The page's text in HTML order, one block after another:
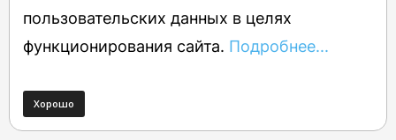
это открытый дизайн без встроенной
системы дымоудаления. В остальном
придраться к аппарату откровенно
сложно.
пользовательских данных в целях
функционирования сайта. Подробнее...